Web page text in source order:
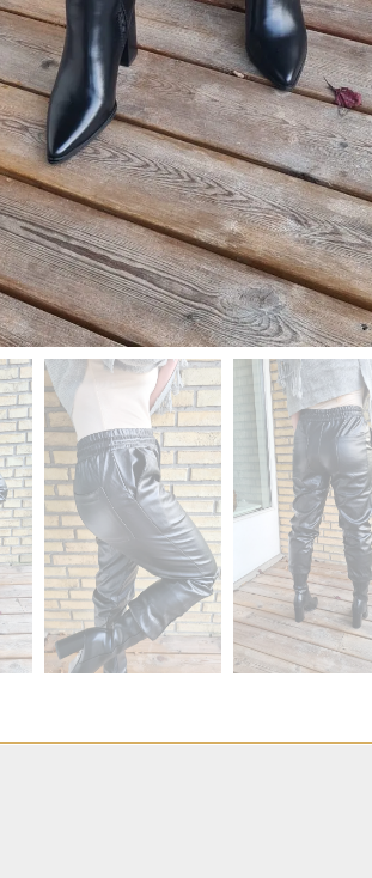
køb for 500 kr
– 1-2 hverdage til pakkeshop
100% Dansk webshop
dages fuld returret
MobilePay & AnyDay